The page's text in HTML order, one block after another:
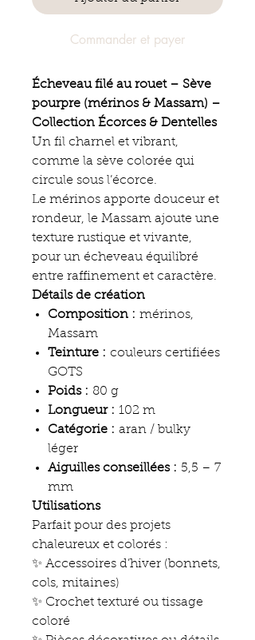
Commander et payer
Écheveau filé au rouet – Sève
pourpre (mérinos & Massam) –
Collection Écorces & Dentelles
Un fil charnel et vibrant,
comme la sève colorée qui
circule sous l’écorce.
Le mérinos apporte douceur et
rondeur, le Massam ajoute une
texture rustique et vivante,
pour un écheveau équilibré
entre raffinement et caractère.
Détails de création
Composition : mérinos,
Massam
Teinture : couleurs certifiées
GOTS
Poids : 80 g
Longueur : 102 m
Catégorie : aran / bulky
léger
Aiguilles conseillées : 5,5 – 7
mm
Utilisations
Parfait pour des projets
chaleureux et colorés :
✨ Accessoires d’hiver (bonnets,
cols, mitaines)
✨ Crochet texturé ou tissage
coloré